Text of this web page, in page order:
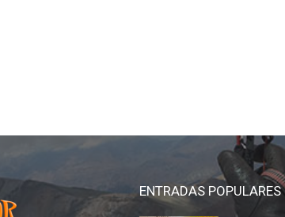
ENTRADAS POPULARES